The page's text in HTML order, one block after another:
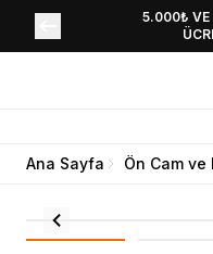
5.000₺ VE
YENİ SEZON
Ana Sayfa Ön Cam